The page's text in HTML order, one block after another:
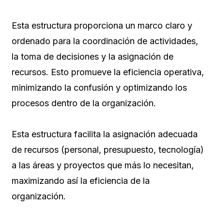
Esta estructura proporciona un marco claro y
ordenado para la coordinación de actividades,
la toma de decisiones y la asignación de
recursos. Esto promueve la eficiencia operativa,
minimizando la confusión y optimizando los
procesos dentro de la organización.
Esta estructura facilita la asignación adecuada
de recursos (personal, presupuesto, tecnología)
a las áreas y proyectos que más lo necesitan,
maximizando así la eficiencia de la
organización.